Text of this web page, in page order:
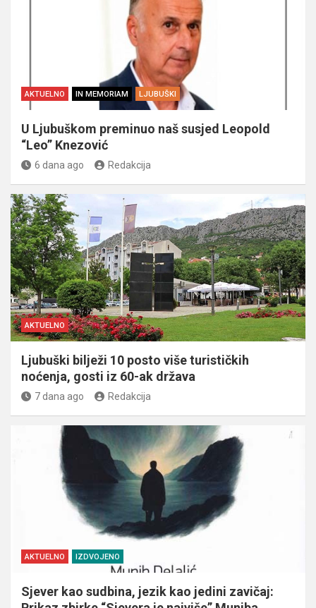
AKTUELNO IN MEMORIAM LJUBUŠKI
U Ljubuškom preminuo naš susjed Leopold
“Leo” Knezović
6 dana ago Redakcija
AKTUELNO
Ljubuški bilježi 10 posto više turističkih
noćenja, gosti iz 60-ak država
7 dana ago Redakcija
AKTUELNO IZDVOJENO
Sjever kao sudbina, jezik kao jedini zavičaj: